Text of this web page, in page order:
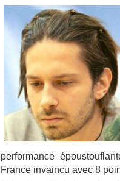
performance
France invaincu avec 8